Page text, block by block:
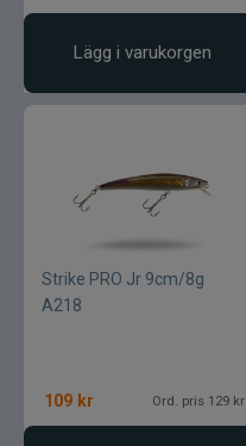
Specimenfiske
Varumärken
Lägg i varukorgen
Strike PRO Jr 9cm/8g
A218
109 kr Ord. pris 129 kr